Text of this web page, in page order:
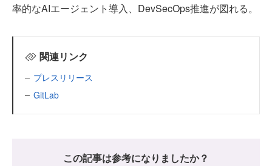
率的なAIエージェント導入、DevSecOps推進が図れる。
関連リンク
プレスリリース
GitLab
この記事は参考になりましたか？